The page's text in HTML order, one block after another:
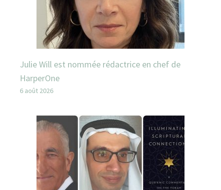
Julie Will est nommée rédactrice en chef de
HarperOne
6 août 2026